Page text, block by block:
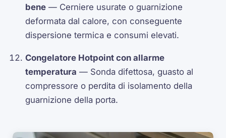
bene — Cerniere usurate o guarnizione
deformata dal calore, con conseguente
dispersione termica e consumi elevati.
Congelatore Hotpoint con allarme
temperatura — Sonda difettosa, guasto al
compressore o perdita di isolamento della
guarnizione della porta.